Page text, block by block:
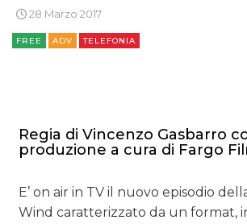
CASE HISTORY
28 Marzo 2017
FREE ADV TELEFONIA
Regia di Vincenzo Gasbarro
produzione a cura di Fargo
E’ on air in TV il nuovo episodio
Wind caratterizzato da un format,